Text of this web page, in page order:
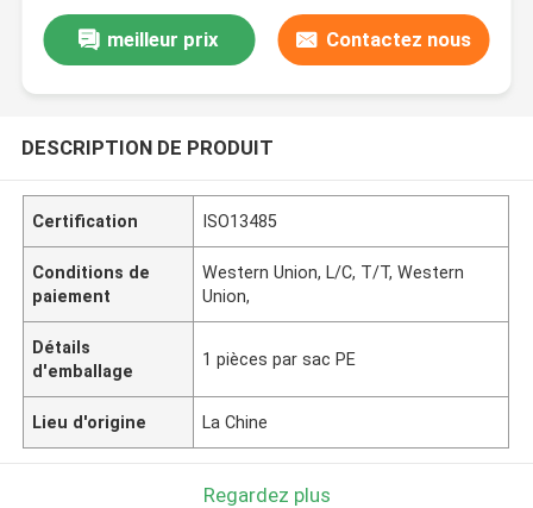
meilleur prix Contactez nous
DESCRIPTION DE PRODUIT
Certification ISO13485
Conditions de
paiement
Western Union, L/C, T/T, Western
Union,
Détails
d'emballage
1 pièces par sac PE
Lieu d'origine La Chine
Regardez plus